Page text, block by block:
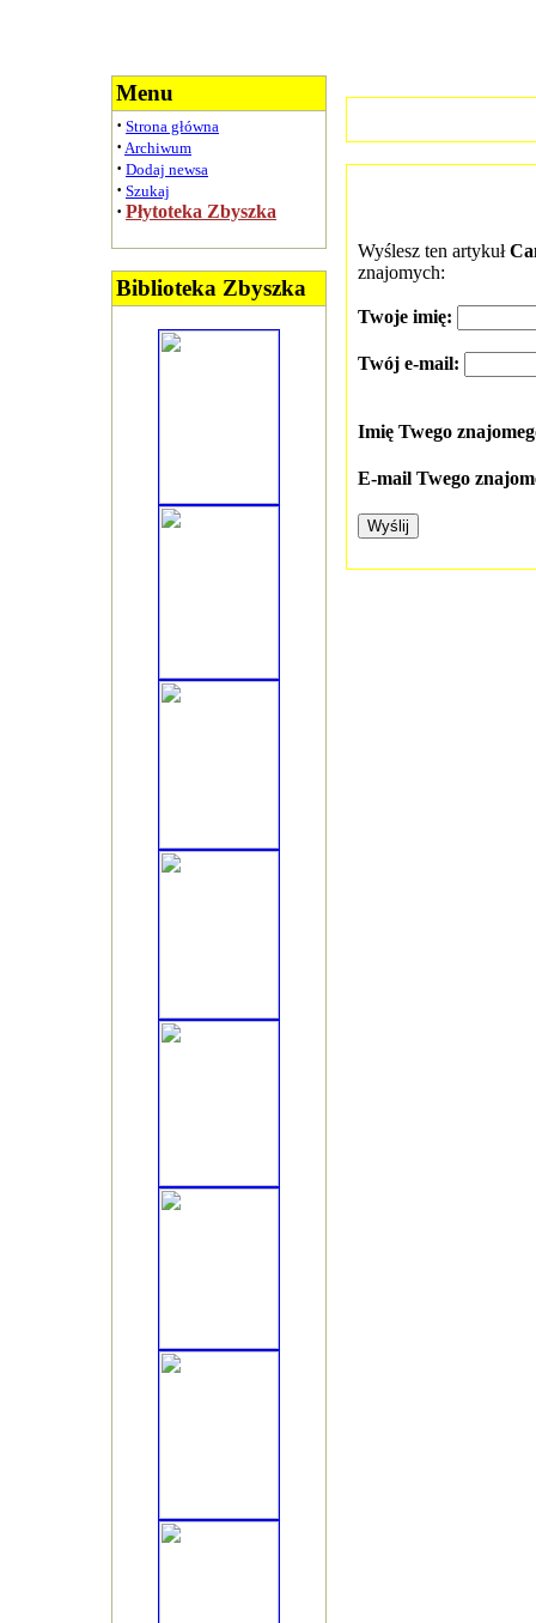
Menu
· Strona główna
· Archiwum
· Dodaj newsa
· Szukaj
· Płytoteka Zbyszka
Biblioteka Zbyszka
Wyślesz ten artykuł
znajomych:
Twoje imię:
Twój e-mail:
Imię Twego
E-mail Twego